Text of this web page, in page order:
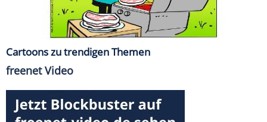
Cartoons zu trendigen Themen
freenet Video